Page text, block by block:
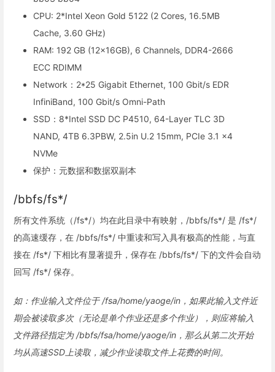
CPU: 2*Intel Xeon Gold 5122 (2 Cores, 16.5MB
Cache, 3.60 GHz)
RAM: 192 GB (12x16GB), 6 Channels, DDR4-2666
ECC RDIMM
Network：2*25 Gigabit Ethernet, 100 Gbit/s EDR
InfiniBand, 100 Gbit/s Omni-Path
SSD：8*Intel SSD DC P4510, 64-Layer TLC 3D
NAND, 4TB 6.3PBW, 2.5in U.2 15mm, PCIe 3.1 x4
NVMe
保护：元数据和数据双副本
/bbfs/fs*/
所有文件系统（/fs*/）均在此目录中有映射，/bbfs/fs*/ 是 /fs*/
的高速缓存，在 /bbfs/fs*/ 中重读和写入具有极高的性能，与直
接在 /fs*/ 下相比有显著提升，保存在 /bbfs/fs*/ 下的文件会自动
回写 /fs*/ 保存。
如：作业输入文件位于 /fsa/home/yaoge/in，如果此输入文件近
期会被读取多次（无论是单个作业还是多个作业），则应将输入
文件路径指定为 /bbfs/fsa/home/yaoge/in，那么从第二次开始
均从高速SSD上读取，减少作业读取文件上花费的时间。